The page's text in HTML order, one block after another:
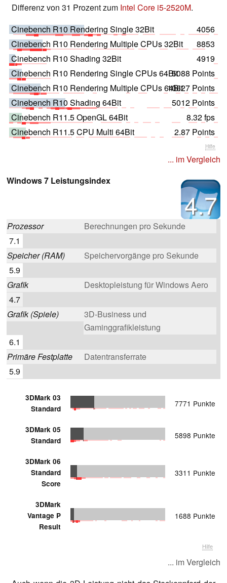
Differenz von 31 Prozent zum Intel Core i5-2520M.
Cinebench R10 Rendering Single 32Bit
4056
Cinebench R10 Rendering Multiple CPUs 32Bit
8853
Cinebench R10 Shading 32Bit
4919
Cinebench R10 Rendering Single CPUs 64Bit5088 Points
Cinebench R10 Rendering Multiple CPUs 64Bit10627 Points
Cinebench R10 Shading 64Bit
5012 Points
Cinebench R11.5 OpenGL 64Bit
8.32 fps
Cinebench R11.5 CPU Multi 64Bit
2.87 Points
Hilfe
... im Vergleich
4.7
Windows 7 Leistungsindex
Prozessor
Berechnungen pro Sekunde
7.1
Speicher (RAM)
Speichervorgänge pro Sekunde
5.9
Grafik
Desktopleistung für Windows Aero
4.7
Grafik (Spiele)
3D-Business und
Gaminggrafikleistung
6.1
Primäre Festplatte
Datentransferrate
5.9
3DMark 03
Standard
7771 Punkte
3DMark 05
Standard
5898 Punkte
3DMark 06
Standard
Score
3311 Punkte
3DMark
Vantage P
Result
1688 Punkte
Hilfe
... im Vergleich